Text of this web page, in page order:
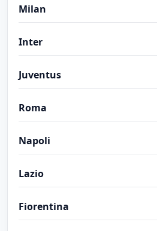
Milan
Inter
Juventus
Roma
Napoli
Lazio
Fiorentina